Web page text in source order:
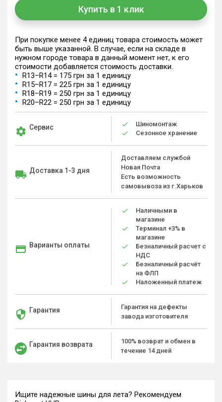
Купить в 1 клик
При покупке менее 4 единиц товара стоимость может
быть выше указанной. В случае, если на складе в
нужном городе товара в данный момент нет, к его
стоимости добавляется стоимость доставки.
R13–R14 = 175 грн за 1 единицу
R15–R17 = 225 грн за 1 единицу
R18–R19 = 250 грн за 1 единицу
R20–R22 = 250 грн за 1 единицу
Сервис
Шиномонтаж
Сезонное хранение
Доставка 1-3 дня
Доставляем службой
Новая Почта
Есть возможность
самовывоза из г.Харьков
Варианты оплаты
Наличными в
магазине
Терминал +3% в
магазине
Безналичный расчет с
НДС
Безналичный расчёт
на ФЛП
Наложенный платеж
Гарантия
Гарантия на дефекты
завода изготовителя
Гарантия возврата
100% возврат и обмен в
течение 14 дней
Ищите надежные шины для лета? Рекомендуем